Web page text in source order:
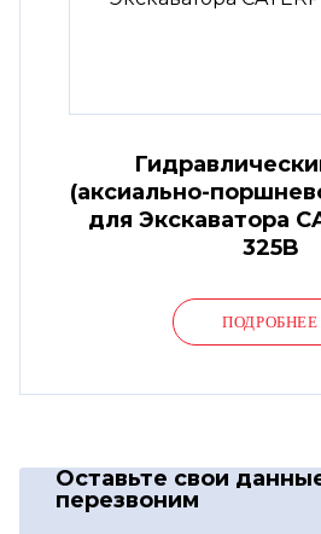
(аксиально-
для Экскаватора
325B
ПОДРОБНЕЕ
Оставьте свои
перезвоним